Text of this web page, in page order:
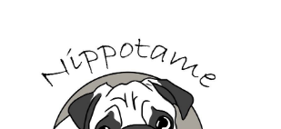
navigation
contenu